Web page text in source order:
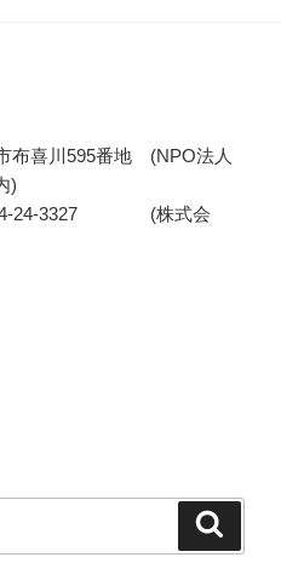
布喜川595番地 (NPO法人
)
24-3327 (株式会